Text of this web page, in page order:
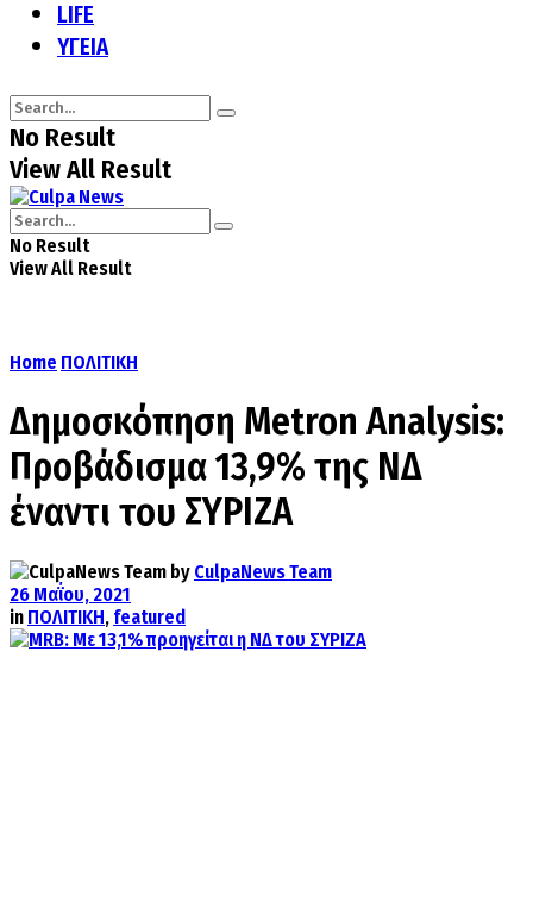
LIFE
ΥΓΕΙΑ
No Result
View All Result
No Result
View All Result
Home ΠΟΛΙΤΙΚΗ
Δημοσκόπηση Metron Analysis:
Προβάδισμα 13,9% της ΝΔ
έναντι του ΣΥΡΙΖΑ
by CulpaNews Team
26 Μαΐου, 2021
in ΠΟΛΙΤΙΚΗ, featured